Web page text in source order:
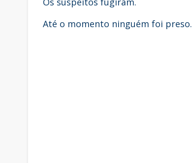
Até o momento ninguém foi preso.